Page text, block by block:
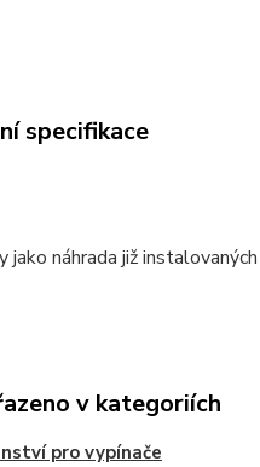
specifikace
jako náhrada již
v kategoriích
pro vypínače